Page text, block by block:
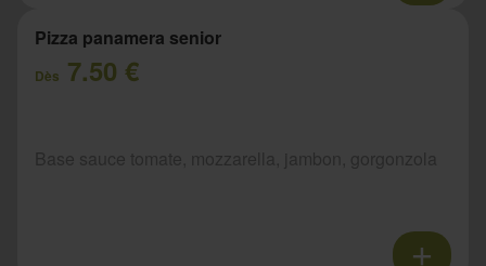
Pizza panamera senior
Dès 7.50 €